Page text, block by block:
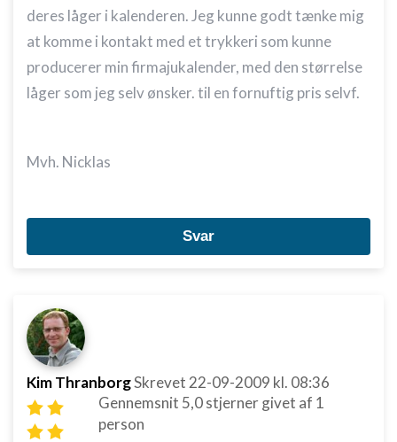
deres låger i kalenderen. Jeg kunne godt tænke mig
at komme i kontakt med et trykkeri som kunne
producerer min firmajukalender, med den størrelse
låger som jeg selv ønsker. til en fornuftig pris selvf.
Mvh. Nicklas
Svar
Kim ThranborgSkrevet 22-09-2009 kl. 08:36
Gennemsnit 5,0stjerner givet af 1
person